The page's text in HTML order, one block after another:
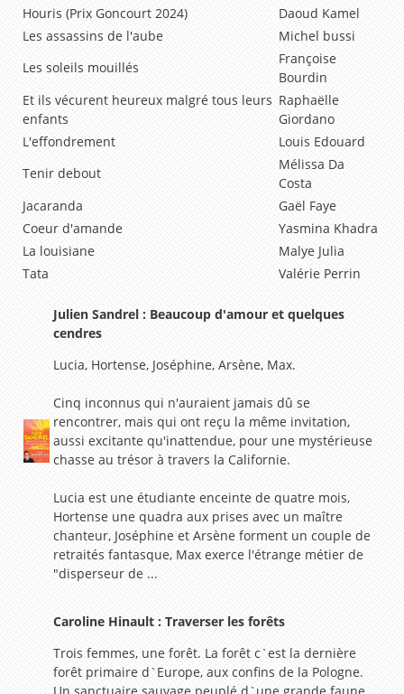
Houris (Prix Goncourt 2024)
Daoud Kamel
Les assassins de l'aube
Michel bussi
Les soleils mouillés
Françoise
Bourdin
Et ils vécurent heureux malgré tous leurs
enfants
Raphaëlle
Giordano
L'effondrement
Louis Edouard
Tenir debout
Mélissa Da
Costa
Jacaranda
Gaël Faye
Coeur d'amande
Yasmina Khadra
La louisiane
Malye Julia
Tata
Valérie Perrin
Julien Sandrel : Beaucoup d'amour et quelques
cendres
Lucia, Hortense, Joséphine, Arsène, Max.
Cinq inconnus qui n'auraient jamais dû se
rencontrer, mais qui ont reçu la même invitation,
aussi excitante qu'inattendue, pour une mystérieuse
chasse au trésor à travers la Californie.
Lucia est une étudiante enceinte de quatre mois,
Hortense une quadra aux prises avec un maître
chanteur, Joséphine et Arsène forment un couple de
retraités fantasque, Max exerce l'étrange métier de
"disperseur de ...
Caroline Hinault : Traverser les forêts
Trois femmes, une forêt. La forêt c`est la dernière
forêt primaire d`Europe, aux confins de la Pologne.